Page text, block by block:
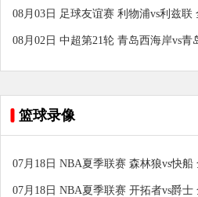
08月03日 足球友谊赛 利物浦vs利兹联
08月02日 中超第21轮 青岛西海岸vs
篮球录像
07月18日 NBA夏季联赛 森林狼vs快船
07月18日 NBA夏季联赛 开拓者vs爵士